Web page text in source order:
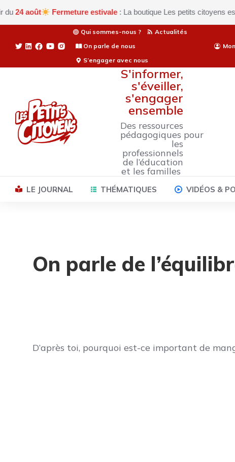
Fermeture estivale: La boutique Les petits citoyens est
Qui sommes-nous ?
Actualités
On parle de nous
S’engager avec nous
S'informer,
s'éveiller,
s'engager
ensemble
Des ressources
pédagogiques pour
les
professionnels
de l’éducation
et les familles
LE JOURNAL THÉMATIQUES VIDÉOS &
On parle de
D’après toi, pourquoi est-ce important de